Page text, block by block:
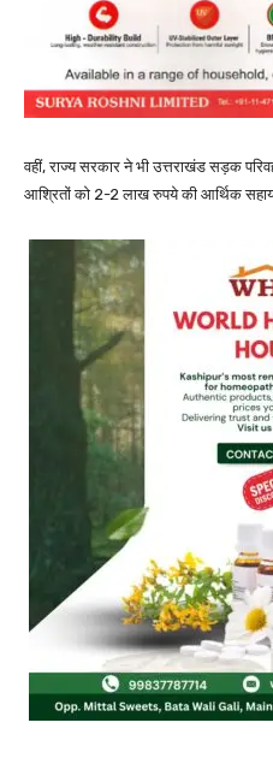
वहीं, राज्य सरकार ने भी उत्तराखंड सड़क
आश्रितों को 2-2 लाख रुपये की आर्थिक